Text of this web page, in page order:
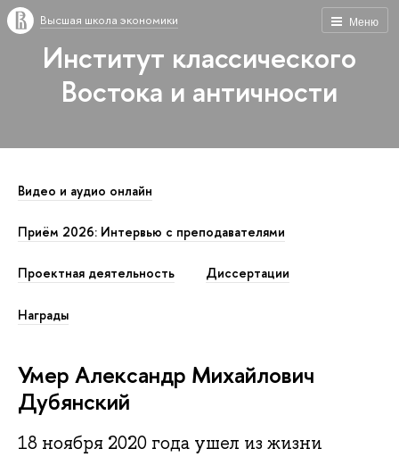
Меню
Высшая школа экономики
Институт классического
Востока и античности
Видео и аудио онлайн
Приём 2026: Интервью с преподавателями
Проектная деятельность Диссертации
Награды
Умер Александр Михайлович
Дубянский
18 ноября 2020 года ушел из жизни